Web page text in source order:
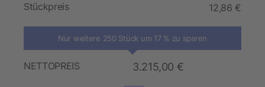
Stückpreis 12,86 €
Nur weitere 250 Stück um 17 % zu sparen
NETTOPREIS 3.215,00 €